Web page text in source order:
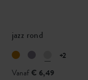
jazz rond
+2
Vanaf€ 6,49